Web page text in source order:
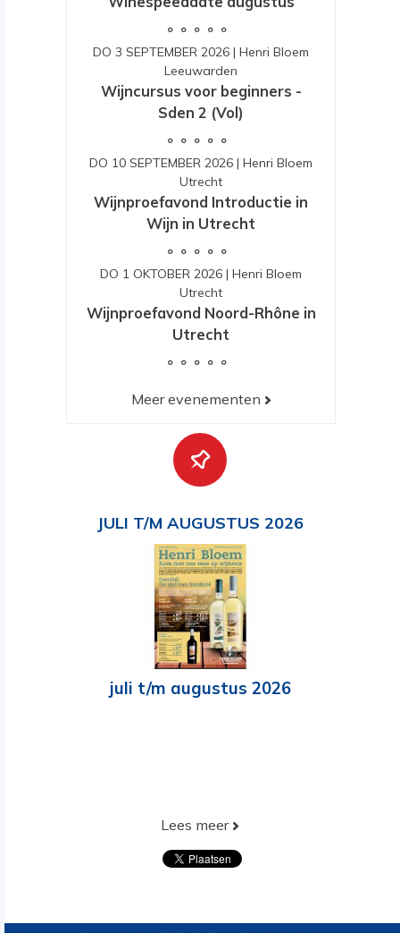
DO 3 SEPTEMBER 2026 | Henri Bloem
Leeuwarden
Wijncursus voor beginners -
Sden 2 (Vol)
DO 10 SEPTEMBER 2026 | Henri Bloem
Utrecht
Wijnproefavond Introductie in
Wijn in Utrecht
DO 1 OKTOBER 2026 | Henri Bloem
Utrecht
Wijnproefavond Noord-Rhône in
Utrecht
Meer evenementen
JULI T/M AUGUSTUS 2026
juli t/m augustus 2026
Lees meer